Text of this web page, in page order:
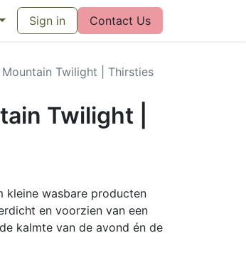
Vragen over menstruatiecups
Sign in Contact Us
Twilight | Thirsties
Twilight |
kleine wasbare producten
en voorzien van een
kalmte van de avond én de